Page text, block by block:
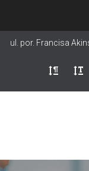
treści
ul. por. Francisa